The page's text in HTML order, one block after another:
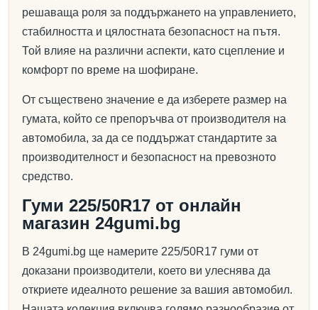
решаваща роля за поддържането на управлението,
стабилността и цялостната безопасност на пътя.
Той влияе на различни аспекти, като сцепление и
комфорт по време на шофиране.
От съществено значение е да изберете размер на
гумата, който се препоръчва от производителя на
автомобила, за да се поддържат стандартите за
производителност и безопасност на превозното
средство.
Гуми 225/50R17 от онлайн
магазин 24gumi.bg
В 24gumi.bg ще намерите 225/50R17 гуми от
доказани производители, което ви улеснява да
откриете идеалното решение за вашия автомобил.